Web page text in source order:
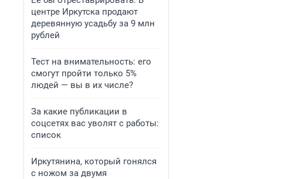
центре Иркутска продают
деревянную усадьбу за 9 млн
рублей
Тест на внимательность: его
смогут пройти только 5%
людей — вы в их числе?
За какие публикации в
соцсетях вас уволят с работы:
список
Иркутянина, который гонялся
с ножом за двумя